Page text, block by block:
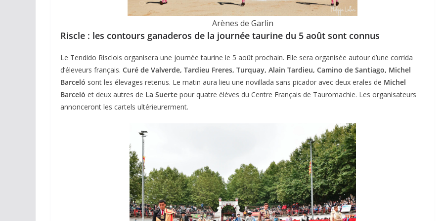
Arènes de Garlin
Riscle : les contours ganaderos de la journée taurine du 5 août sont connus
Le Tendido Risclois organisera une journée taurine le 5 août prochain. Elle sera organisée autour d’une corrida
d’éleveurs français. Curé de Valverde, Tardieu Freres, Turquay, Alain Tardieu, Camino de Santiago, Michel
Barceló sont les élevages retenus. Le matin aura lieu une novillada sans picador avec deux erales de Michel
Barceló et deux autres de La Suerte pour quatre élèves du Centre Français de Tauromachie. Les organisateurs
annonceront les cartels ultérieurerment.